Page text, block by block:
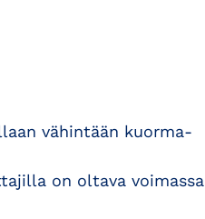
vähintään kuorma-
on oltava voimassa